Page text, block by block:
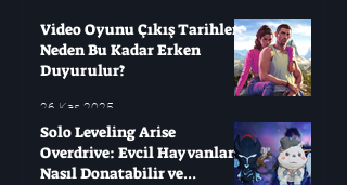
Video Oyunu Çıkış Tarihleri ​​
Neden Bu Kadar Erken
Duyurulur?
26 Kas 2025
Solo Leveling Arise
Overdrive: Evcil Hayvanları
Nasıl Donatabilir ve